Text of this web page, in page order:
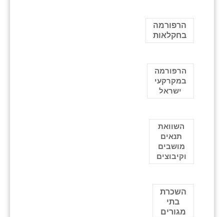
הרפורמה
בחקלאות
הרפורמה
במקרקעי
ישראל
השוואת
תנאים
מושבים
וקיבוצים
השכרת
בתי
מגורים